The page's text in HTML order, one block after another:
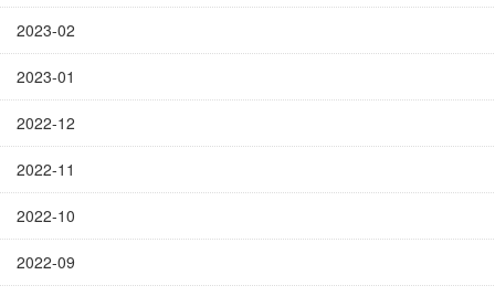
2023-02
2023-01
2022-12
2022-11
2022-10
2022-09